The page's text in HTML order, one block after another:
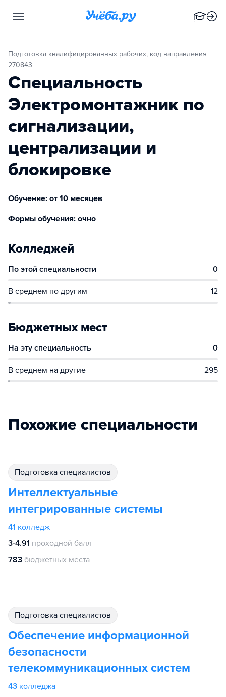
Подготовка квалифицированных рабочих, код направления
270843
Специальность
Электромонтажник по
сигнализации,
централизации и
блокировке
Обучение: от 10 месяцев
Формы обучения: очно
Колледжей
По этой специальности 0
В среднем по другим 12
Бюджетных мест
На эту специальность 0
В среднем на другие 295
Похожие специальности
подготовка специалистов
Интеллектуальные
интегрированные системы
41 колледж
3-4.91 проходной балл
783 бюджетных места
подготовка специалистов
Обеспечение информационной
безопасности
телекоммуникационных систем
43 колледжа